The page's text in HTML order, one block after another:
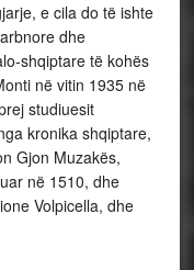
e cila do të ishte
dhe
shqiptare të kohës
në vitin 1935 në
studiuesit
kronika shqiptare,
Gjon Muzakës,
në 1510, dhe
Volpicella, dhe